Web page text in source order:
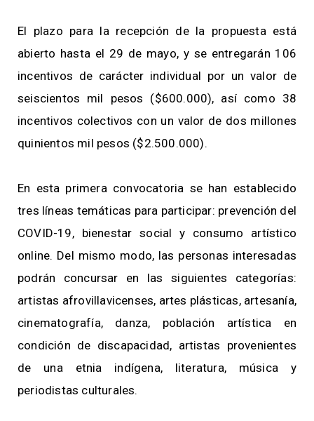
El plazo para la recepción de la propuesta está
abierto hasta el 29 de mayo, y se entregarán 106
incentivos de carácter individual por un valor de
seiscientos mil pesos ($600.000), así como 38
incentivos colectivos con un valor de dos millones
quinientos mil pesos ($2.500.000).
En esta primera convocatoria se han establecido
tres líneas temáticas para participar: prevención del
COVID-19, bienestar social y consumo artístico
online. Del mismo modo, las personas interesadas
podrán concursar en las siguientes categorías:
artistas afrovillavicenses, artes plásticas, artesanía,
cinematografía, danza, población artística en
condición de discapacidad, artistas provenientes
de una etnia indígena, literatura, música y
periodistas culturales.